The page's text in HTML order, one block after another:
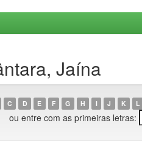
Jaína
C D E F G H I J K L
ou entre com as primeiras letras: